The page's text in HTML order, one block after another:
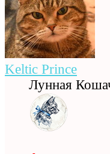
Keltic Prince
Лунная